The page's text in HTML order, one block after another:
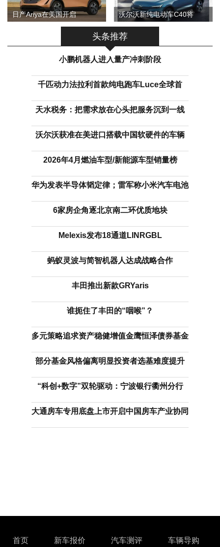
日产Ariya在美国开启 沃尔沃新纯电动车C40将
头条推荐
小鹏机器人进入量产冲刺阶段
千匹动力法拉利首款纯电跑车Luce全球首
天水税务：把需求放在心头把服务沉到一线
沃尔沃获准在美进口搭载中国软硬件的车辆
2026年4月燃油车型/新能源车型销量榜
华为发表半导体韬定律；雷军称小米汽车电池
6家房企角逐北京南二环优质地块
Melexis发布18通道LINRGBL
蚂蚁灵波与简智机器人达成战略合作
丰田推出新款GRYaris
谁扼住了丰田的“咽喉”？
多元策略追求资产稳健增值金鹰恒泽债券基金
部分基金风格偏离明显投资者选基难度提升
“科创+数字”双轮驱动：宁波银行衢州分行
大通房车专用底盘上市开启中国房车产业协同
首页 新车报价 汽车测评 车辆导购